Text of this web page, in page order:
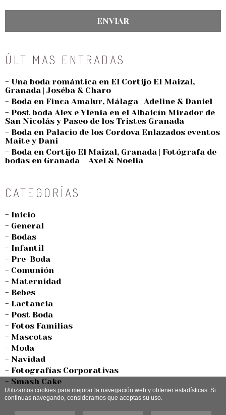
ÚLTIMAS ENTRADAS
- Una boda romántica en El Cortijo El Maizal,
Granada | Joséba & Charo
- Boda en Finca Amalur, Málaga | Adeline & Daniel
- Post boda Alex e Ylenia en el Albaicín Mirador de
San Nicolás y Paseo de los Tristes Granada
- Boda en Palacio de los Cordova Enlazados eventos
Maite y Dani
- Boda en Cortijo El Maizal, Granada | Fotógrafa de
bodas en Granada – Axel & Noelia
CATEGORÍAS
- Inicio
- General
- Bodas
- Infantil
- Pre-Boda
- Comunión
- Maternidad
- Bebes
- Lactancia
- Post Boda
- Fotos Familias
- Mascotas
- Moda
- Navidad
- Fotografías Corporativas
- Smash Cake
Utilizamos cookies para mejorar la navegación web y obtener estadísticas. Si
continuas navegando, consideramos que aceptas su uso.